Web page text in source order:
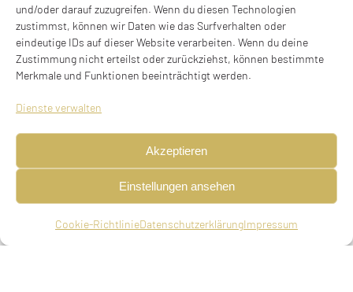
und/oder darauf zuzugreifen. Wenn du diesen Technologien
zustimmst, können wir Daten wie das Surfverhalten oder
eindeutige IDs auf dieser Website verarbeiten. Wenn du deine
Zustimmung nicht erteilst oder zurückziehst, können bestimmte
Merkmale und Funktionen beeinträchtigt werden.
Dienste verwalten
Akzeptieren
Einstellungen ansehen
Cookie-RichtlinieDatenschutzerklärungImpressum
Fabrikant, geboren am 08.01.1886 in Bamberg,
verheiratet, emigriert am 08.09.1939, LU,
emigriert , FR, deportiert am 19.08.1942 aus
Drancy (Lager) nach Auschwitz, ermordet am
19.08.1942 oder kurz danach in Auschwitz (06. Elul
5702)
Eltern
Moritz Triest, Hopfenhändler in München, Emilie,